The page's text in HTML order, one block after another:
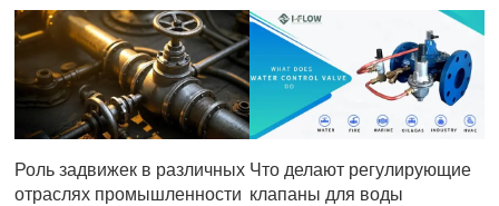
Роль задвижек в различных
отраслях промышленности
Что делают регулирующие
клапаны для воды